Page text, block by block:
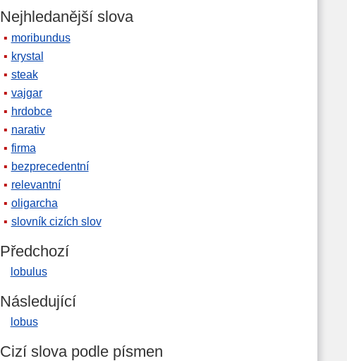
Nejhledanější slova
moribundus
krystal
steak
vajgar
hrdobce
narativ
firma
bezprecedentní
relevantní
oligarcha
slovník cizích slov
Předchozí
lobulus
Následující
lobus
Cizí slova podle písmen